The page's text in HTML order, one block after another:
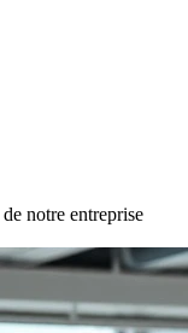
de notre entreprise